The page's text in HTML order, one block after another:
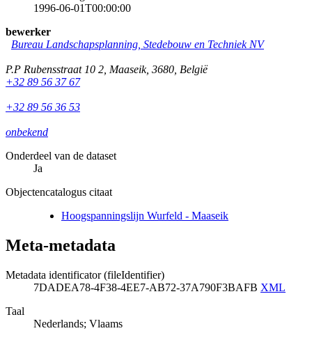
1996-06-01T00:00:00
bewerker
Bureau Landschapsplanning, Stedebouw en Techniek NV
P.P Rubensstraat 10 2 Maaseik, 3680 België
+32 89 56 37 67
+32 89 56 36 53
onbekend
Onderdeel van de dataset
Ja
Objectencatalogus citaat
Hoogspanningslijn Wurfeld - Maaseik
Meta-metadata
Metadata identificator (fileIdentifier)
7DADEA78-4F38-4EE7-AB72-37A790F3BAFB XML
Taal
Nederlands; Vlaams